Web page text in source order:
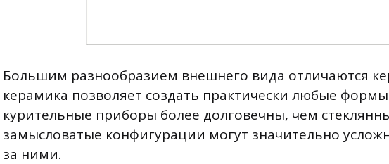
Большим разнообразием внешнего вида отличаются
керамика позволяет создать практически любые
курительные приборы более долговечны, чем
замысловатые конфигурации могут значительно
за ними.